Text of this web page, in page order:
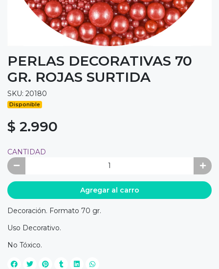
PERLAS DECORATIVAS 70
GR. ROJAS SURTIDA
SKU: 20180
Disponible
$ 2.990
CANTIDAD
Agregar al carro
Decoración. Formato 70 gr.
Uso Decorativo.
No Tóxico.